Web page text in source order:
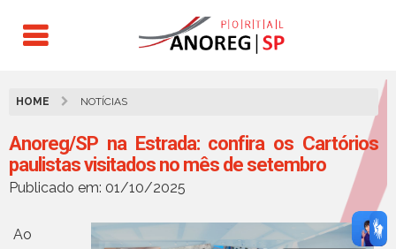
HOME NOTÍCIAS
Anoreg/SP na Estrada: confira os Cartórios
paulistas visitados no mês de setembro
Publicado em: 01/10/2025
Ao